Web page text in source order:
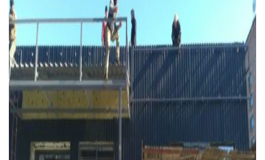
Рекламні прайси
Підтримати «місцевих»
Редакційна політика
Етичний кодекс